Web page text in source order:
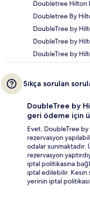
Doubletree Hilton
Doubletree By
DoubleTree by
DoubleTree by
DoubleTree by
Sıkça sorulan
DoubleTree by
geri ödeme için
Evet. DoubleTree
rezervasyon
odalar
rezervasyon
iptal politikasına
iptal edilebilir. Kesin
yerinin iptal